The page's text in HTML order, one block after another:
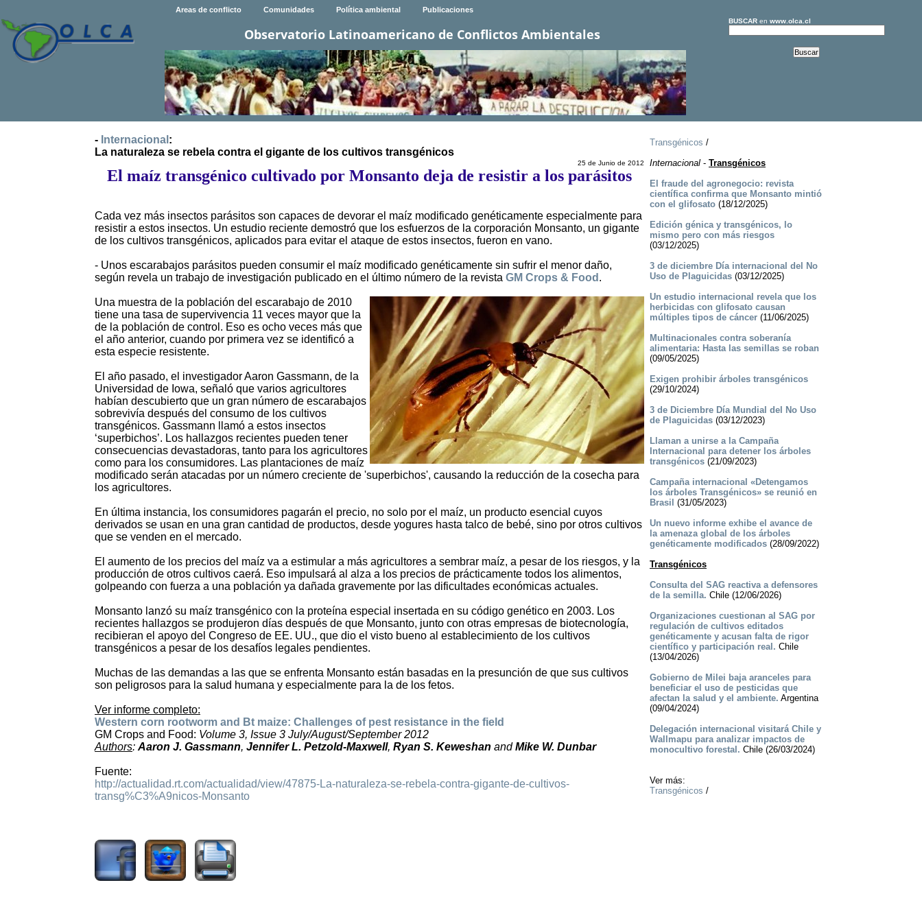
Areas de conflicto Comunidades Política ambiental Publicaciones
Observatorio Latinoamericano de Conflictos Ambientales
BUSCARen www.olca.cl
- Internacional :
La naturaleza se rebela contra el gigante de los cultivos transgénicos
25 de Junio de 2012
El maíz transgénico cultivado por Monsanto deja de resistir a los parásitos
Cada vez más insectos parásitos son capaces de devorar el maíz modificado genéticamente especialmente para
resistir a estos insectos. Un estudio reciente demostró que los esfuerzos de la corporación Monsanto, un gigante
de los cultivos transgénicos, aplicados para evitar el ataque de estos insectos, fueron en vano.
- Unos escarabajos parásitos pueden consumir el maíz modificado genéticamente sin sufrir el menor daño,
según revela un trabajo de investigación publicado en el último número de la revista GM Crops & Food .
Una muestra de la población del escarabajo de 2010
tiene una tasa de supervivencia 11 veces mayor que la
de la población de control. Eso es ocho veces más que
el año anterior, cuando por primera vez se identificó a
esta especie resistente.
El año pasado, el investigador Aaron Gassmann, de la
Universidad de Iowa, señaló que varios agricultores
habían descubierto que un gran número de escarabajos
sobrevivía después del consumo de los cultivos
transgénicos. Gassmann llamó a estos insectos
‘superbichos’. Los hallazgos recientes pueden tener
consecuencias devastadoras, tanto para los agricultores
como para los consumidores. Las plantaciones de maíz
modificado serán atacadas por un número creciente de 'superbichos', causando la reducción de la cosecha para
los agricultores.
En última instancia, los consumidores pagarán el precio, no solo por el maíz, un producto esencial cuyos
derivados se usan en una gran cantidad de productos, desde yogures hasta talco de bebé, sino por otros cultivos
que se venden en el mercado.
El aumento de los precios del maíz va a estimular a más agricultores a sembrar maíz, a pesar de los riesgos, y la
producción de otros cultivos caerá. Eso impulsará al alza a los precios de prácticamente todos los alimentos,
golpeando con fuerza a una población ya dañada gravemente por las dificultades económicas actuales.
Monsanto lanzó su maíz transgénico con la proteína especial insertada en su código genético en 2003. Los
recientes hallazgos se produjeron días después de que Monsanto, junto con otras empresas de biotecnología,
recibieran el apoyo del Congreso de EE. UU., que dio el visto bueno al establecimiento de los cultivos
transgénicos a pesar de los desafíos legales pendientes.
Muchas de las demandas a las que se enfrenta Monsanto están basadas en la presunción de que sus cultivos
son peligrosos para la salud humana y especialmente para la de los fetos.
Ver informe completo:
Western corn rootworm and Bt maize: Challenges of pest resistance in the field
GM Crops and Food: Volume 3, Issue 3 July/August/September 2012
Authors: Aaron J. Gassmann, Jennifer L. Petzold-Maxwell, Ryan S. Keweshan andMike W. Dunbar
Fuente:
http://actualidad.rt.com/actualidad/view/47875-La-naturaleza-se-rebela-contra-gigante-de-cultivos-
transg%C3%A9nicos-Monsanto
Transgénicos /
Internacional- Transgénicos
El fraude del agronegocio: revista
científica confirma que Monsanto mintió
con el glifosato(18/12/2025)
Edición génica y transgénicos, lo
mismo pero con más riesgos
(03/12/2025)
3 de diciembre Día internacional del No
Uso de Plaguicidas(03/12/2025)
Un estudio internacional revela que los
herbicidas con glifosato causan
múltiples tipos de cáncer(11/06/2025)
Multinacionales contra soberanía
alimentaria: Hasta las semillas se roban
(09/05/2025)
Exigen prohibir árboles transgénicos
(29/10/2024)
3 de Diciembre Día Mundial del No Uso
de Plaguicidas(03/12/2023)
Llaman a unirse a la Campaña
Internacional para detener los árboles
transgénicos(21/09/2023)
Campaña internacional «Detengamos
los árboles Transgénicos» se reunió en
Brasil (31/05/2023)
Un nuevo informe exhibe el avance de
la amenaza global de los árboles
genéticamente modificados(28/09/2022)
Transgénicos
Consulta del SAG reactiva a defensores
de la semilla. Chile (12/06/2026)
Organizaciones cuestionan al SAG por
regulación de cultivos editados
genéticamente y acusan falta de rigor
científico y participación real. Chile
(13/04/2026)
Gobierno de Milei baja aranceles para
beneficiar el uso de pesticidas que
afectan la salud y el ambiente. Argentina
(09/04/2024)
Delegación internacional visitará Chile y
Wallmapu para analizar impactos de
monocultivo forestal. Chile (26/03/2024)
Ver más:
Transgénicos /